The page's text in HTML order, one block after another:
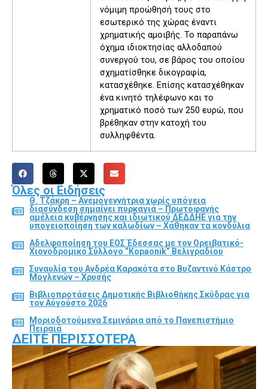
νόμιμη προώθησή τους στο
εσωτερικό της χώρας έναντι
χρηματικής αμοιβής. Το παραπάνω
όχημα ιδιοκτησίας αλλοδαπού
συνεργού του, σε βάρος του οποίου
σχηματίσθηκε δικογραφία,
κατασχέθηκε. Επίσης κατασχέθηκαν
ένα κινητό τηλέφωνο και το
χρηματικό ποσό των 250 ευρώ, που
βρέθηκαν στην κατοχή του
συλληφθέντα.
Όλες οι Ειδήσεις
Θ. Τζάκρη – Ανεμογεννήτρια χωρίς υπόγεια
διασύνδεση σημαίνει πυρκαγιά – Πρωτοφανής
αμέλεια κυβέρνησης και ιδιωτικού ΔΕΔΔΗΕ για την
υπογειοποίηση των καλωδίων – Χάθηκαν τα κονδύλια
Αδελφοποίηση του ΕΟΣ Έδεσσας με τον Ορειβατικό-
Χιονοδρομικό Σύλλογο “Kopaonik” Βελιγραδίου
Συναυλία του Ανδρέα Καρακότα στο Βυζαντινό Κάστρο
Μογλενών – Χρυσής
Βιβλιοπροτάσεις Δημοτικής Βιβλιοθήκης Σκύδρας για
τον Αύγούστο 2026
Μοριοδοτούμενα Σεμινάρια από το Πανεπιστήμιο
Πειραιά
ΔΕΊΤΕ ΠΕΡΙΣΣΌΤΕΡΑ